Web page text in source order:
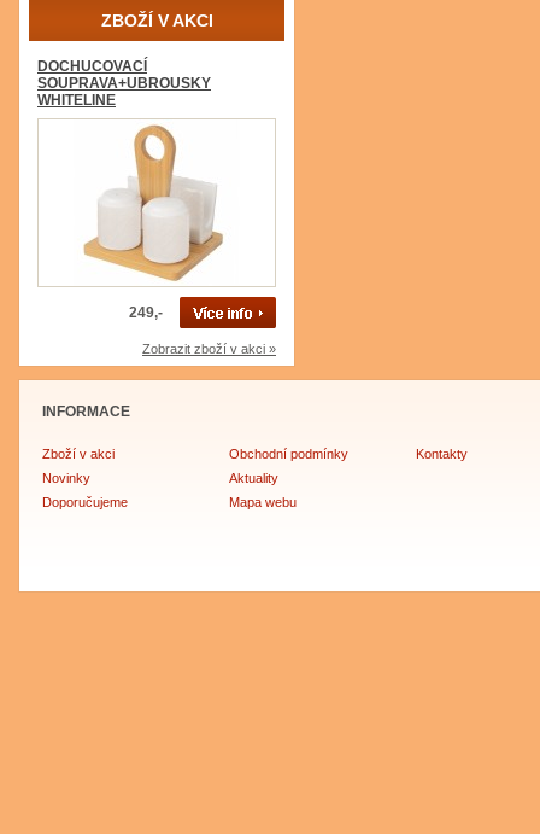
ZBOŽÍ V AKCI
DOCHUCOVACÍ
SOUPRAVA+UBROUSKY
WHITELINE
249,-
Zobrazit zboží v akci »
INFORMACE
Zboží v akci
Novinky
Doporučujeme
Obchodní podmínky
Aktuality
Mapa webu
Kontakty